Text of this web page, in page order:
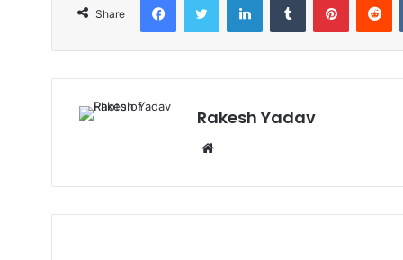
Share
Rakesh Yadav
b
s